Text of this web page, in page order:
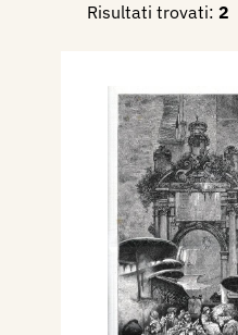
Risultati trovati: 2